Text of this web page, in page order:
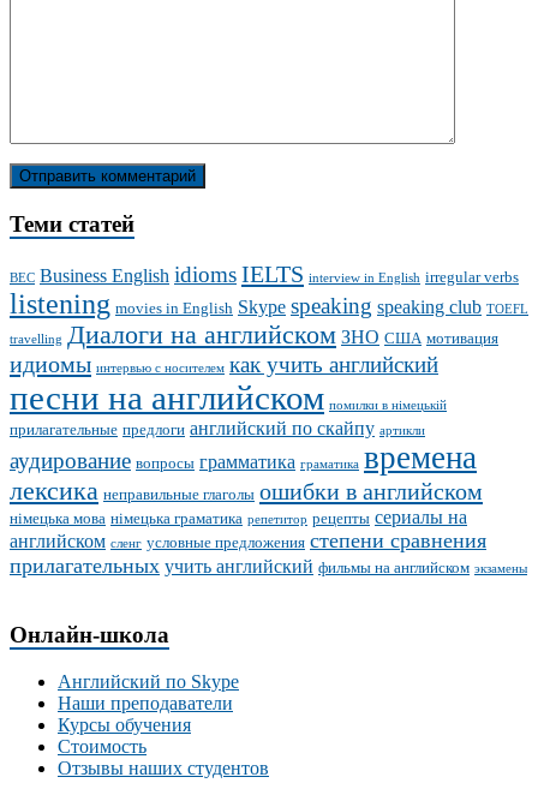
Теми статей
BEC Business English idiomsIELTS interview in English irregular verbs
listening movies in English Skype speaking speaking club TOEFL
travelling Диалоги на английском ЗНО США мотивация
идиомы интервью с носителем как учить английский
песни на английском помилки в німецькій
прилагательные предлоги английский по скайпу артикли
аудирование вопросы грамматика граматика времена
лексика неправильные глаголы ошибки в английском
німецька мова німецька граматика репетитор рецепты сериалы на
английском сленг условные предложения степени сравнения
прилагательных учить английский фильмы на английском экзамены
Онлайн-школа
Английский по Skype
Наши преподаватели
Курсы обучения
Стоимость
Отзывы наших студентов